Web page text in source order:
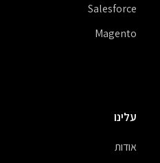
Salesforce
Magento
עלינו
אודות